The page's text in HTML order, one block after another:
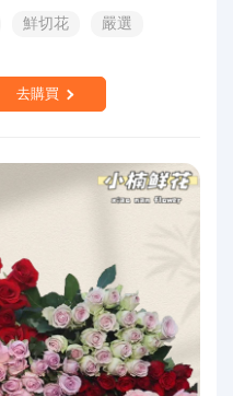
鮮切花
嚴選
去購買